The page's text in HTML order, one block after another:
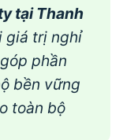
tại Thanh
giá trị nghỉ
phần
bền vững
toàn bộ